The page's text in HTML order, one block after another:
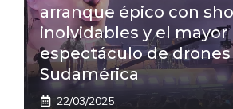
arranque épico con
inolvidables y el mayor
espectáculo de
Sudamérica
22/03/2025